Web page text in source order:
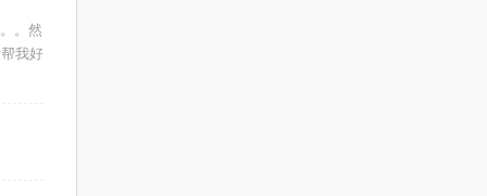
。然
我好